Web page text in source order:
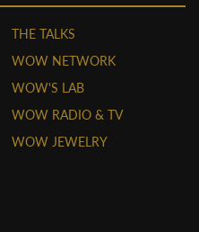
THE TALKS
WOW NETWORK
WOW'S LAB
WOW RADIO & TV
WOW JEWELRY